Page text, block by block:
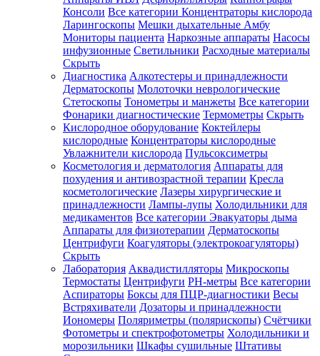
Консоли Все категории Концентраторы кислорода
Ларингоскопы Мешки дыхательные Амбу
Мониторы пациента Наркозные аппараты Насосы
инфузионные Светильники Расходные материалы
Скрыть
Диагностика Алкотестеры и принадлежности
Дерматоскопы Молоточки неврологические
Стетоскопы Тонометры и манжеты Все категории
Фонарики диагностические Термометры Скрыть
Кислородное оборудование Коктейлеры
кислородные Концентраторы кислородные
Увлажнители кислорода Пульсоксиметры
Косметология и дерматология Аппараты для
похудения и антивозрастной терапии Кресла
косметологические Лазеры хирургические и
принадлежности Лампы-лупы Холодильники для
медикаментов Все категории Эвакуаторы дыма
Аппараты для физиотерапии Дерматоскопы
Центрифуги Коагуляторы (электрокоагуляторы)
Скрыть
Лаборатория Аквадистилляторы Микроскопы
Термостаты Центрифуги PH-метры Все категории
Аспираторы Боксы для ПЦР-диагностики Весы
Встряхиватели Дозаторы и принадлежности
Иономеры Поляриметры (полярископы) Счётчики
Фотометры и спектрофотометры Холодильники и
морозильники Шкафы сушильные Штативы